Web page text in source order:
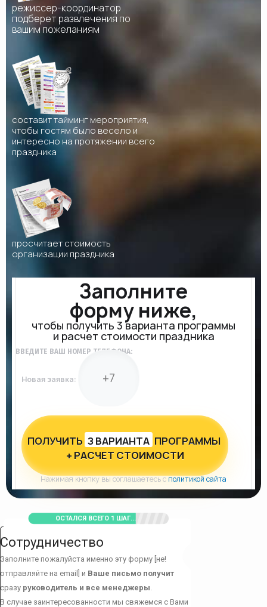
режиссер-координатор
подберет развлечения по
вашим пожеланиям
составит тайминг мероприятия,
чтобы гостям было весело и
интересно на протяжении всего
праздника
просчитает стоимость
организации праздника
Заполните
форму ниже,
чтобы получить 3 варианта программы
и расчет стоимости праздника
ВВЕДИТЕ ВАШ НОМЕР ТЕЛЕФОНА:
Новая заявка:
ПОЛУЧИТЬ З ВАРИАНТА ПРОГРАММЫ
+ РАСЧЕТ СТОИМОСТИ
Нажимая кнопку вы соглашаетесь сполитикой сайта
ОСТАЛСЯ ВСЕГО 1 ШАГ...
Сотрудничество
Заполните пожалуйста именно эту форму [не!
отправляйте на email] и Ваше письмо получит
сразу руководитель и все менеджеры
В случае заинтересованности мы свяжемся с Вами